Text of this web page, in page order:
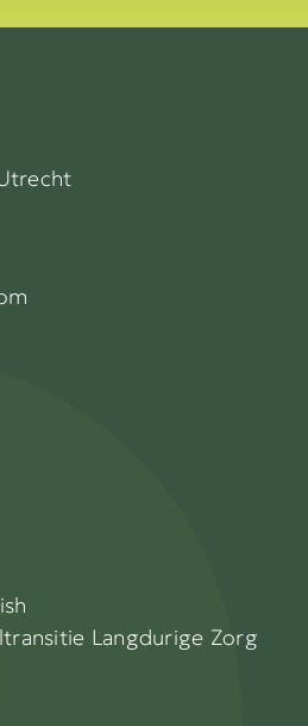
Langdurige Zorg